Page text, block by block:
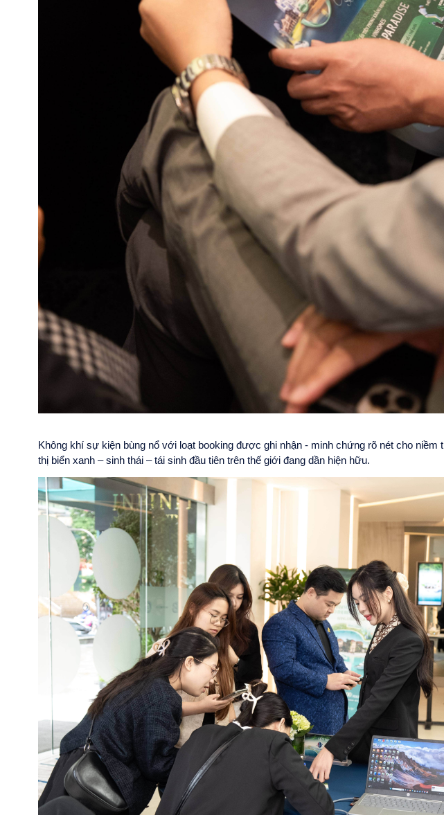
Không khí sự kiện bùng nổ với loạt booking được ghi nhận - minh chứng rõ nét cho niềm
thị biển xanh – sinh thái – tái sinh đầu tiên trên thế giới đang dần hiện hữu.